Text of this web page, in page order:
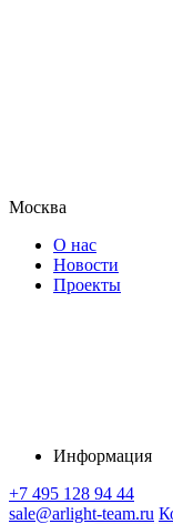
Москва
О нас
Новости
Проекты
Информация
+7 495 128 94 44
sale@arlight-team.ru